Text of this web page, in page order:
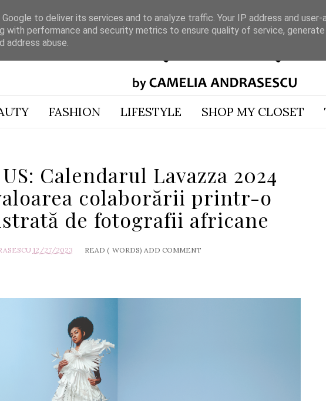
FASHION LIFESTYLE SHOP MY CLOSET
Calendarul Lavazza 2024
colaborării printr-o
de fotografii africane
12/27/2023 READ ( WORDS) ADD COMMENT
to deliver its services and to analyze traffic. Your IP address and user-
with performance and security metrics to ensure quality of service, generate
abuse.